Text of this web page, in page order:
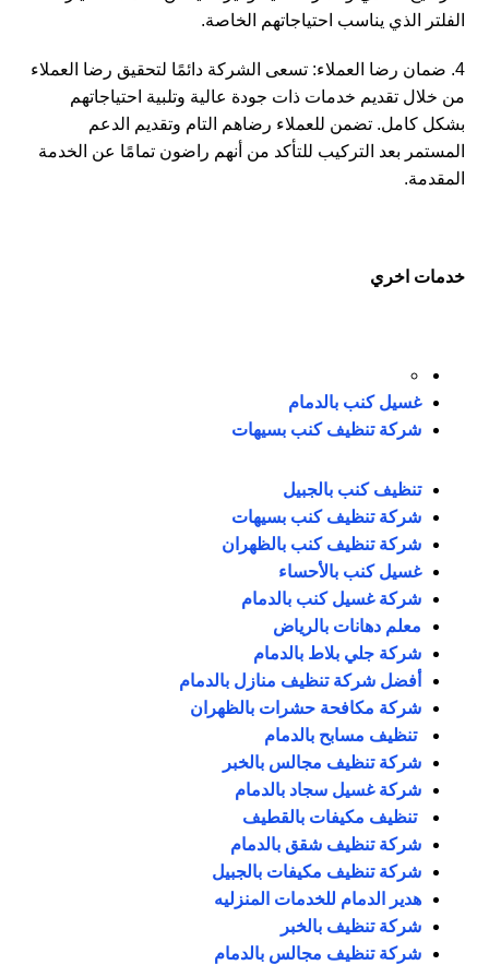
الفلتر الذي يناسب احتياجاتهم الخاصة.
4. ضمان رضا العملاء: تسعى الشركة دائمًا لتحقيق رضا العملاء
من خلال تقديم خدمات ذات جودة عالية وتلبية احتياجاتهم
بشكل كامل. تضمن للعملاء رضاهم التام وتقديم الدعم
المستمر بعد التركيب للتأكد من أنهم راضون تمامًا عن الخدمة
المقدمة.
خدمات اخري
غسيل كنب بالدمام
شركة تنظيف كنب بسيهات
تنظيف كنب بالجبيل
شركة تنظيف كنب بسيهات
شركة تنظيف كنب بالظهران
غسيل كنب بالأحساء
شركة غسيل كنب بالدمام
معلم دهانات بالرياض
شركة جلي بلاط بالدمام
أفضل شركة تنظيف منازل بالدمام
شركة مكافحة حشرات بالظهران
تنظيف مسابح بالدمام
شركة تنظيف مجالس بالخبر
شركة غسيل سجاد بالدمام
تنظيف مكيفات بالقطيف
شركة تنظيف شقق بالدمام
شركة تنظيف مكيفات بالجبيل
هدير الدمام للخدمات المنزليه
شركة تنظيف بالخبر
شركة تنظيف مجالس بالدمام